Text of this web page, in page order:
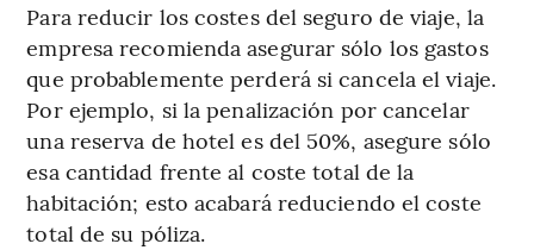
Para reducir los costes del seguro de viaje, la
empresa recomienda asegurar sólo los gastos
que probablemente perderá si cancela el viaje.
Por ejemplo, si la penalización por cancelar
una reserva de hotel es del 50%, asegure sólo
esa cantidad frente al coste total de la
habitación; esto acabará reduciendo el coste
total de su póliza.